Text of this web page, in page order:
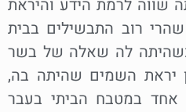
שווה לרמת הידע והיראת
רוב התבשילים בבית
לה שאלה של בשר
יראת השמים שהיתה בה,
במטבח הביתי בעבר